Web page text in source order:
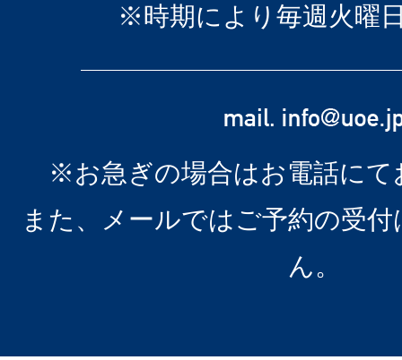
※時期により毎週火曜
※お急ぎの場合はお電話にて
また、メールではご予約の受
ん。